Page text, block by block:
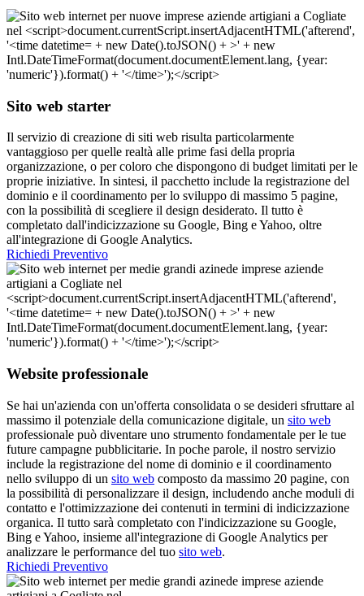
Sito web starter
Il servizio di creazione di siti web risulta particolarmente
vantaggioso per quelle realtà alle prime fasi della propria
organizzazione, o per coloro che dispongono di budget limitati per le
proprie iniziative. In sintesi, il pacchetto include la registrazione del
dominio e il coordinamento per lo sviluppo di massimo 5 pagine,
con la possibilità di scegliere il design desiderato. Il tutto è
completato dall'indicizzazione su Google, Bing e Yahoo, oltre
all'integrazione di Google Analytics.
Richiedi Preventivo
Website professionale
Se hai un'azienda con un'offerta consolidata o se desideri sfruttare al
massimo il potenziale della comunicazione digitale, un sito web
professionale può diventare uno strumento fondamentale per le tue
future campagne pubblicitarie. In poche parole, il nostro servizio
include la registrazione del nome di dominio e il coordinamento
nello sviluppo di un sito web composto da massimo 20 pagine, con
la possibilità di personalizzare il design, includendo anche moduli di
contatto e l'ottimizzazione dei contenuti in termini di indicizzazione
organica. Il tutto sarà completato con l'indicizzazione su Google,
Bing e Yahoo, insieme all'integrazione di Google Analytics per
analizzare le performance del tuo sito web.
Richiedi Preventivo